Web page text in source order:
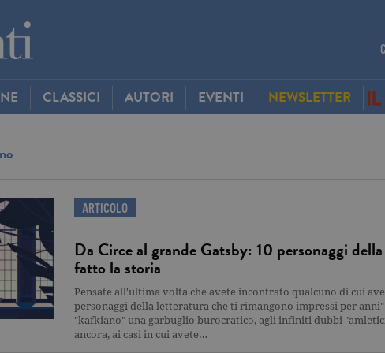
CLASSICI AUTORI EVENTI NEWSLETTER
ARTICOLO
Da Circe al grande Gatsby: 10 personaggi
fatto la storia
Pensate all'ultima volta che avete incontrato qualcuno di cui
personaggi della letteratura che ti rimangono impressi per
"kafkiano" una garbuglio burocratico, agli infiniti dubbi
ancora, ai casi in cui avete…